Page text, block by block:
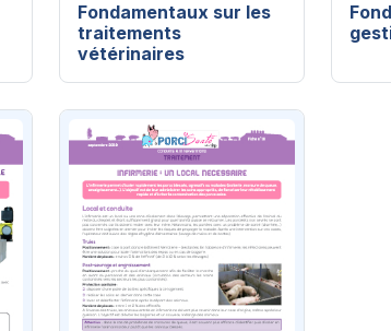
Fondamentaux sur les
traitements
vétérinaires